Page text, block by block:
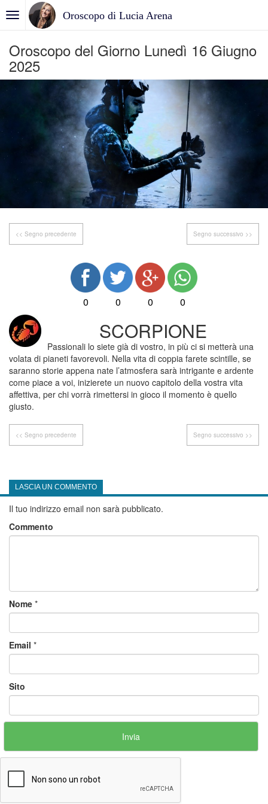
Oroscopo di Lucia Arena
Oroscopo del Giorno Lunedì 16 Giugno
2025
<< Segno precedente Segno successivo >>
0 0 0 0
SCORPIONE
Passionali lo siete già di vostro, in più ci si metterà una
volata di pianeti favorevoli. Nella vita di coppia farete scintille, se
saranno storie appena nate l’atmosfera sarà intrigante e ardente
come piace a voi, inizierete un nuovo capitolo della vostra vita
affettiva, per chi vorrà rimettersi in gioco il momento è quello
giusto.
<< Segno precedente Segno successivo >>
LASCIA UN COMMENTO
Il tuo indirizzo email non sarà pubblicato.
Commento
Nome *
Email *
Sito